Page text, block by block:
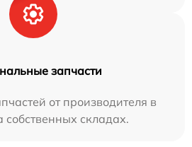
запчасти
от производителя в
собственных складах.